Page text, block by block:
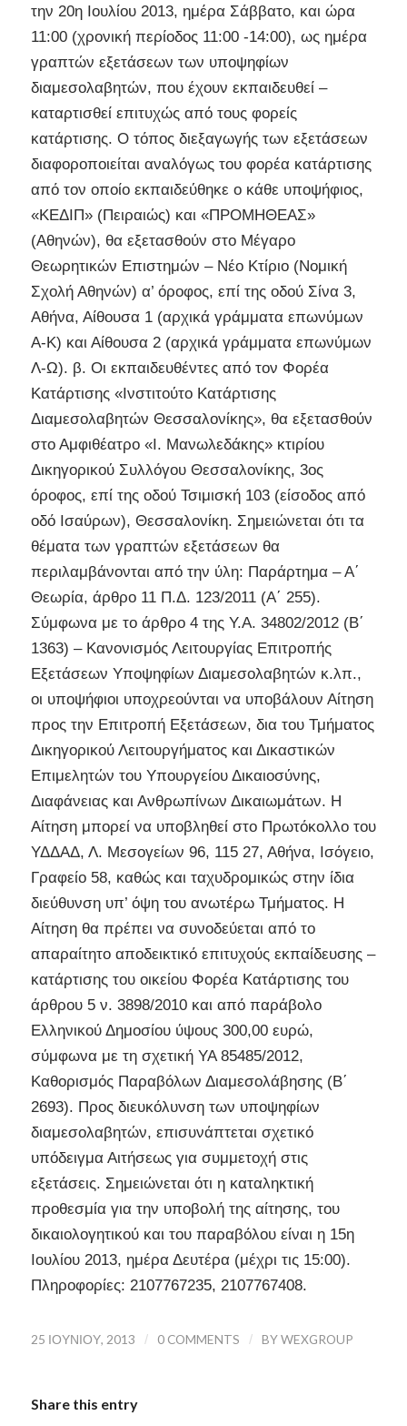
την 20η Ιουλίου 2013, ημέρα Σάββατο, και ώρα
11:00 (χρονική περίοδος 11:00 -14:00), ως ημέρα
γραπτών εξετάσεων των υποψηφίων
διαμεσολαβητών, που έχουν εκπαιδευθεί –
καταρτισθεί επιτυχώς από τους φορείς
κατάρτισης. Ο τόπος διεξαγωγής των εξετάσεων
διαφοροποιείται αναλόγως του φορέα κατάρτισης
από τον οποίο εκπαιδεύθηκε ο κάθε υποψήφιος,
«ΚΕΔΙΠ» (Πειραιώς) και «ΠΡΟΜΗΘΕΑΣ»
(Αθηνών), θα εξετασθούν στο Μέγαρο
Θεωρητικών Επιστημών – Νέο Κτίριο (Νομική
Σχολή Αθηνών) α’ όροφος, επί της οδού Σίνα 3,
Αθήνα, Αίθουσα 1 (αρχικά γράμματα επωνύμων
Α-Κ) και Αίθουσα 2 (αρχικά γράμματα επωνύμων
Λ-Ω). β. Οι εκπαιδευθέντες από τον Φορέα
Κατάρτισης «Ινστιτούτο Κατάρτισης
Διαμεσολαβητών Θεσσαλονίκης», θα εξετασθούν
στο Αμφιθέατρο «Ι. Μανωλεδάκης» κτιρίου
Δικηγορικού Συλλόγου Θεσσαλονίκης, 3ος
όροφος, επί της οδού Τσιμισκή 103 (είσοδος από
οδό Ισαύρων), Θεσσαλονίκη. Σημειώνεται ότι τα
θέματα των γραπτών εξετάσεων θα
περιλαμβάνονται από την ύλη: Παράρτημα – Α΄
Θεωρία, άρθρο 11 Π.Δ. 123/2011 (Α΄ 255).
Σύμφωνα με το άρθρο 4 της Υ.Α. 34802/2012 (Β΄
1363) – Κανονισμός Λειτουργίας Επιτροπής
Εξετάσεων Υποψηφίων Διαμεσολαβητών κ.λπ.,
οι υποψήφιοι υποχρεούνται να υποβάλουν Αίτηση
προς την Επιτροπή Εξετάσεων, δια του Τμήματος
Δικηγορικού Λειτουργήματος και Δικαστικών
Επιμελητών του Υπουργείου Δικαιοσύνης,
Διαφάνειας και Ανθρωπίνων Δικαιωμάτων. Η
Αίτηση μπορεί να υποβληθεί στο Πρωτόκολλο του
ΥΔΔΑΔ, Λ. Μεσογείων 96, 115 27, Αθήνα, Ισόγειο,
Γραφείο 58, καθώς και ταχυδρομικώς στην ίδια
διεύθυνση υπ’ όψη του ανωτέρω Τμήματος. Η
Αίτηση θα πρέπει να συνοδεύεται από το
απαραίτητο αποδεικτικό επιτυχούς εκπαίδευσης –
κατάρτισης του οικείου Φορέα Κατάρτισης του
άρθρου 5 ν. 3898/2010 και από παράβολο
Ελληνικού Δημοσίου ύψους 300,00 ευρώ,
σύμφωνα με τη σχετική ΥΑ 85485/2012,
Καθορισμός Παραβόλων Διαμεσολάβησης (Β΄
2693). Προς διευκόλυνση των υποψηφίων
διαμεσολαβητών, επισυνάπτεται σχετικό
υπόδειγμα Αιτήσεως για συμμετοχή στις
εξετάσεις. Σημειώνεται ότι η καταληκτική
προθεσμία για την υποβολή της αίτησης, του
δικαιολογητικού και του παραβόλου είναι η 15η
Ιουλίου 2013, ημέρα Δευτέρα (μέχρι τις 15:00).
Πληροφορίες: 2107767235, 2107767408.
25 ΙΟΥΝΊΟΥ, 2013 / 0 COMMENTS / BYWEXGROUP
Share this entry